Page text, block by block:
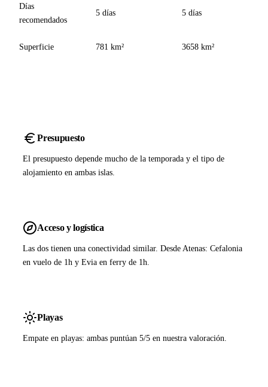
Días
recomendados
5 días 5 días
Superficie 781 km² 3658 km²
Presupuesto
El presupuesto depende mucho de la temporada y el tipo de
alojamiento en ambas islas.
Acceso y logística
Las dos tienen una conectividad similar. Desde Atenas: Cefalonia
en vuelo de 1h y Evia en ferry de 1h.
Playas
Empate en playas: ambas puntúan 5/5 en nuestra valoración.